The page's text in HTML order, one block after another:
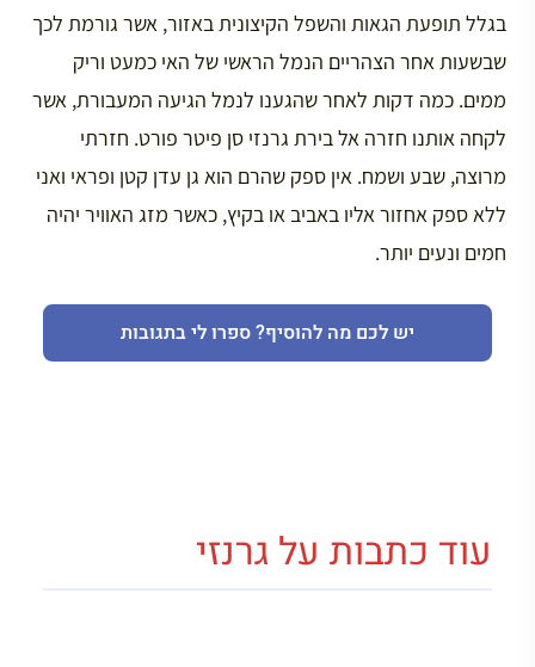
בגלל תופעת הגאות והשפל הקיצונית באזור, אשר גורמת לכך
שבשעות אחר הצהריים הנמל הראשי של האי כמעט וריק
ממים. כמה דקות לאחר שהגענו לנמל הגיעה המעבורת, אשר
לקחה אותנו חזרה אל בירת גרנזי סן פיטר פורט. חזרתי
מרוצה, שבע ושמח. אין ספק שהרם הוא גן עדן קטן ופראי ואני
ללא ספק אחזור אליו באביב או בקיץ, כאשר מזג האוויר יהיה
חמים ונעים יותר.
יש לכם מה להוסיף? ספרו לי בתגובות
עוד כתבות על גרנזי